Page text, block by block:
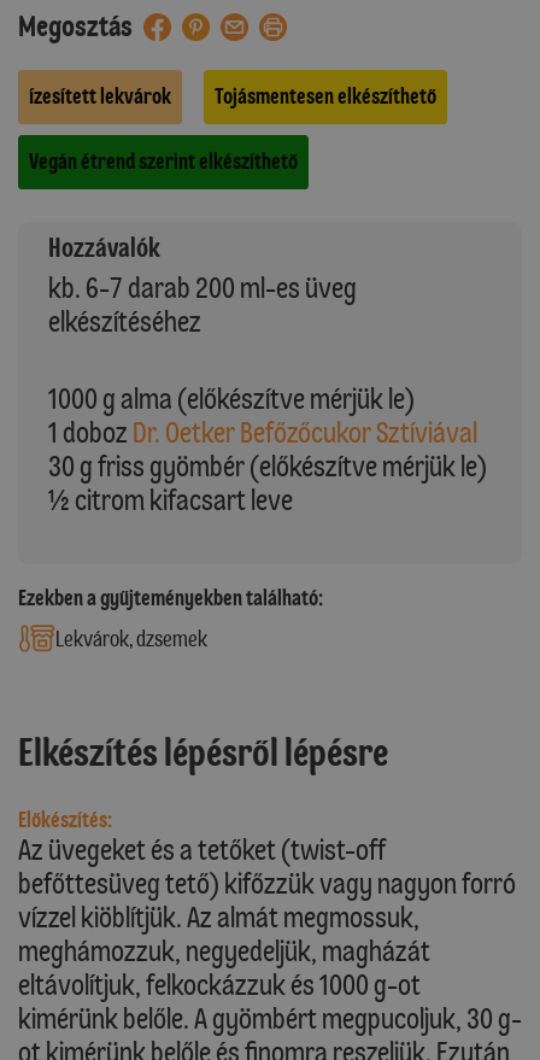
Megosztás
Ízesített lekvárok Tojásmentesen elkészíthető
Vegán étrend szerint elkészíthető
Hozzávalók
kb. 6-7 darab 200 ml-es üveg
elkészítéséhez
1000 g alma (előkészítve mérjük le)
1 doboz Dr. Oetker Befőzőcukor Sztíviával
30 g friss gyömbér (előkészítve mérjük le)
½ citrom kifacsart leve
Ezekben a gyűjteményekben található:
Lekvárok, dzsemek
Elkészítés lépésről lépésre
Előkészítés:
Az üvegeket és a tetőket (twist-off
befőttesüveg tető) kifőzzük vagy nagyon forró
vízzel kiöblítjük. Az almát megmossuk,
meghámozzuk, negyedeljük, magházát
eltávolítjuk, felkockázzuk és 1000 g-ot
kimérünk belőle. A gyömbért megpucoljuk, 30 g-
ot kimérünk belőle és finomra reszeljük. Ezután